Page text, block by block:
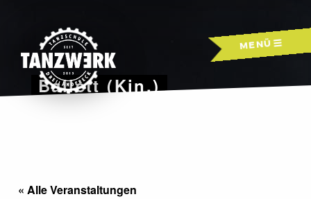
MENÜ
Ballett (Kin.)
« Alle Veranstaltungen